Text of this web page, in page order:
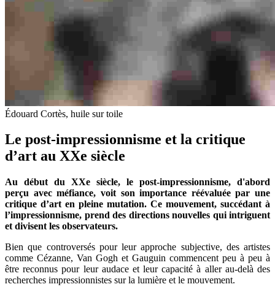
Édouard Cortès, huile sur toile
Le post-impressionnisme et la critique
d’art au XXe siècle
Au début du XXe siècle, le post-impressionnisme, d'abord
perçu avec méfiance, voit son importance réévaluée par une
critique d’art en pleine mutation. Ce mouvement, succédant à
l’impressionnisme, prend des directions nouvelles qui intriguent
et divisent les observateurs.
Bien que controversés pour leur approche subjective, des artistes
comme Cézanne, Van Gogh et Gauguin commencent peu à peu à
être reconnus pour leur audace et leur capacité à aller au-delà des
recherches impressionnistes sur la lumière et le mouvement.